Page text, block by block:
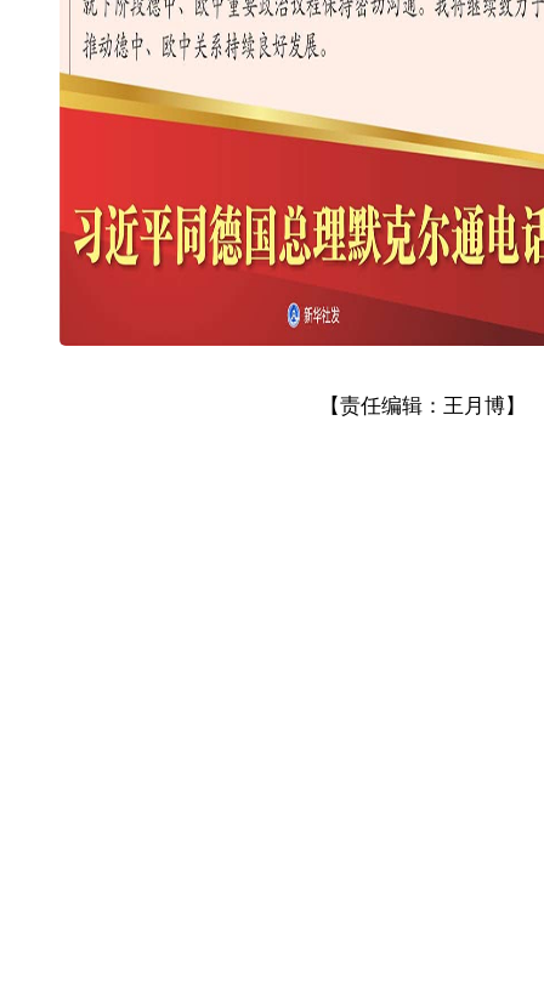
【责任编辑：王月博】